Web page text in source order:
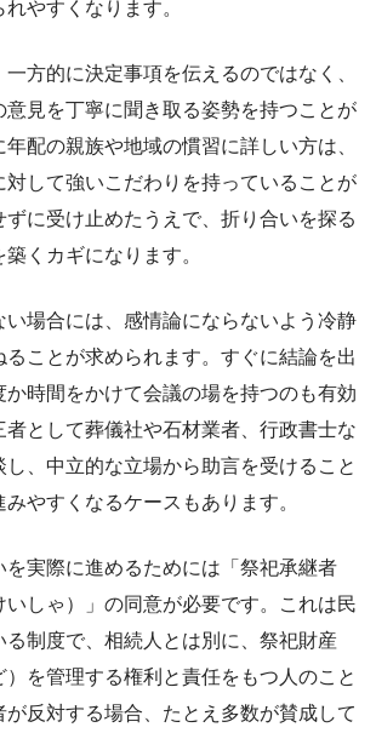
やすくなります。
方的に決定事項を伝えるのではなく、
意見を丁寧に聞き取る姿勢を持つことが
配の親族や地域の慣習に詳しい方は、
対して強いこだわりを持っていることが
ずに受け止めたうえで、折り合いを探る
くカギになります。
い場合には、感情論にならないよう冷静
ることが求められます。すぐに結論を出
か時間をかけて会議の場を持つのも有効
者として葬儀社や石材業者、行政書士な
し、中立的な立場から助言を受けること
やすくなるケースもあります。
を実際に進めるためには「祭祀承継者
いしゃ）」の同意が必要です。これは民
る制度で、相続人とは別に、祭祀財産
）を管理する権利と責任をもつ人のこと
が反対する場合、たとえ多数が賛成して